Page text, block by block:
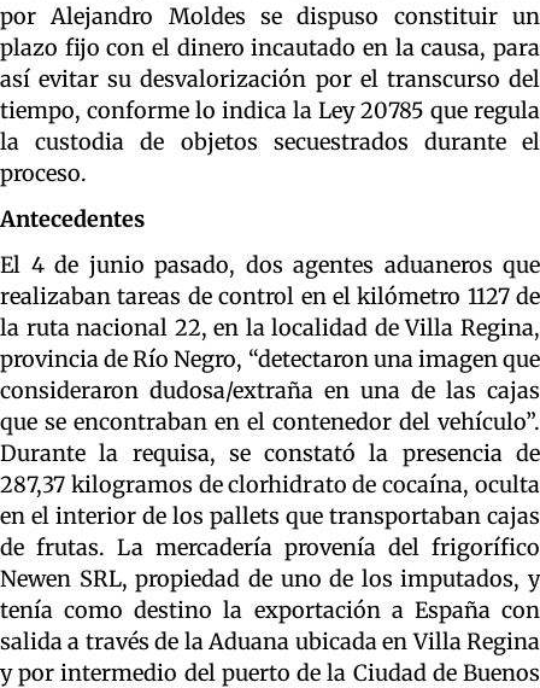
por Alejandro Moldes se dispuso constituir un
plazo fijo con el dinero incautado en la causa, para
así evitar su desvalorización por el transcurso del
tiempo, conforme lo indica la Ley 20785 que regula
la custodia de objetos secuestrados durante el
proceso.
Antecedentes
El 4 de junio pasado, dos agentes aduaneros que
realizaban tareas de control en el kilómetro 1127 de
la ruta nacional 22, en la localidad de Villa Regina,
provincia de Río Negro, “detectaron una imagen que
consideraron dudosa/extraña en una de las cajas
que se encontraban en el contenedor del vehículo”.
Durante la requisa, se constató la presencia de
287,37 kilogramos de clorhidrato de cocaína, oculta
en el interior de los pallets que transportaban cajas
de frutas. La mercadería provenía del frigorífico
Newen SRL, propiedad de uno de los imputados, y
tenía como destino la exportación a España con
salida a través de la Aduana ubicada en Villa Regina
y por intermedio del puerto de la Ciudad de Buenos